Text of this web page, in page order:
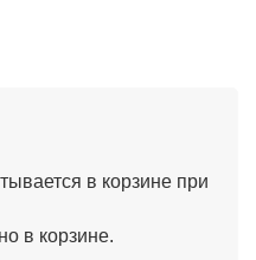
в корзине при
в корзине.